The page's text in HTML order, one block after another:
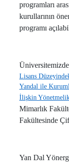
programları
kurullarının
programı
Üniversitemizde
Lisans
Yandal ile
İlişkin
Mimarlık
Fakültesinde
Yan Dal